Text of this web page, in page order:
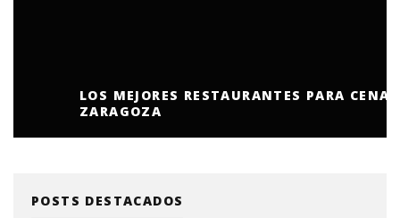
LOS MEJORES RESTAURANTES PARA CENAR DE
ZARAGOZA
POSTS DESTACADOS